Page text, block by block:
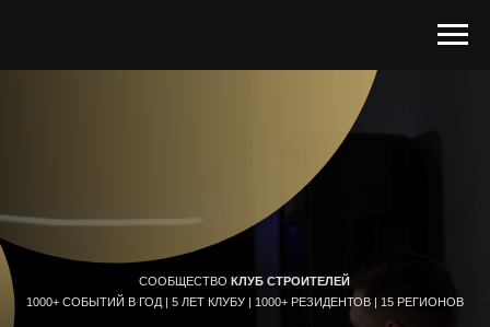
FUCKUP SHOW
1000+ СОБЫТИЙ В ГОД | 5 ЛЕТ КЛУБУ | 1000+ РЕЗИДЕНТОВ | 15 РЕГИОНОВ